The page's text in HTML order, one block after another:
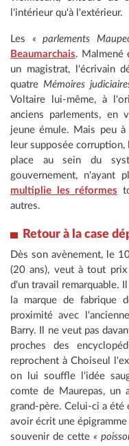
l'intérieur qu'à l'extérieur.
Les « parlements
Beaumarchais. Malmené
un magistrat, l'écrivain
quatre Mémoires
Voltaire lui-même, à
anciens parlements, en
jeune émule. Mais peu
leur supposée
place au sein du
gouvernement, n'ayant
multiplie les réformes
autres.
Retour à la case
Dès son avènement, le
(20 ans), veut à tout
d'un travail remarquable.
la marque de fabrique
proximité avec
Barry. Il ne veut pas
proches des
reprochent à Choiseul
on lui souffle l'idée
comte de Maurepas, un
grand-père. Celui-ci a été
avoir écrit une
souvenir de cette «